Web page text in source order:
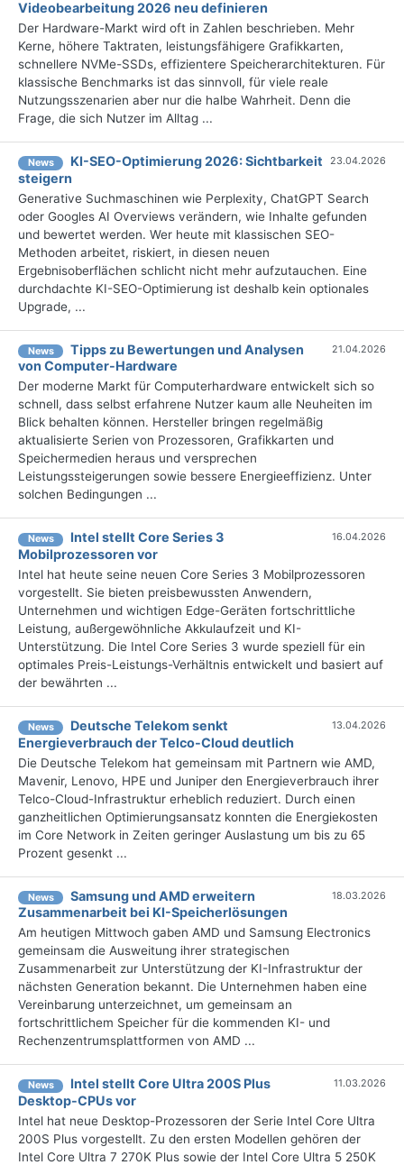
Videobearbeitung 2026 neu definieren
Der Hardware-Markt wird oft in Zahlen beschrieben. Mehr
Kerne, höhere Taktraten, leistungsfähigere Grafikkarten,
schnellere NVMe-SSDs, effizientere Speicherarchitekturen. Für
klassische Benchmarks ist das sinnvoll, für viele reale
Nutzungsszenarien aber nur die halbe Wahrheit. Denn die
Frage, die sich Nutzer im Alltag ...
News
KI-SEO-Optimierung 2026: Sichtbarkeit
steigern
23.04.2026
Generative Suchmaschinen wie Perplexity, ChatGPT Search
oder Googles AI Overviews verändern, wie Inhalte gefunden
und bewertet werden. Wer heute mit klassischen SEO-
Methoden arbeitet, riskiert, in diesen neuen
Ergebnisoberflächen schlicht nicht mehr aufzutauchen. Eine
durchdachte KI-SEO-Optimierung ist deshalb kein optionales
Upgrade, ...
News
Tipps zu Bewertungen und Analysen
von Computer-Hardware
21.04.2026
Der moderne Markt für Computerhardware entwickelt sich so
schnell, dass selbst erfahrene Nutzer kaum alle Neuheiten im
Blick behalten können. Hersteller bringen regelmäßig
aktualisierte Serien von Prozessoren, Grafikkarten und
Speichermedien heraus und versprechen
Leistungssteigerungen sowie bessere Energieeffizienz. Unter
solchen Bedingungen ...
News
Intel stellt Core Series 3
Mobilprozessoren vor
16.04.2026
Intel hat heute seine neuen Core Series 3 Mobilprozessoren
vorgestellt. Sie bieten preisbewussten Anwendern,
Unternehmen und wichtigen Edge-Geräten fortschrittliche
Leistung, außergewöhnliche Akkulaufzeit und KI-
Unterstützung. Die Intel Core Series 3 wurde speziell für ein
optimales Preis-Leistungs-Verhältnis entwickelt und basiert auf
der bewährten ...
News
Deutsche Telekom senkt
Energieverbrauch der Telco-Cloud deutlich
13.04.2026
Die Deutsche Telekom hat gemeinsam mit Partnern wie AMD,
Mavenir, Lenovo, HPE und Juniper den Energieverbrauch ihrer
Telco-Cloud-Infrastruktur erheblich reduziert. Durch einen
ganzheitlichen Optimierungsansatz konnten die Energiekosten
im Core Network in Zeiten geringer Auslastung um bis zu 65
Prozent gesenkt ...
News
Samsung und AMD erweitern
Zusammenarbeit bei KI-Speicherlösungen
18.03.2026
Am heutigen Mittwoch gaben AMD und Samsung Electronics
gemeinsam die Ausweitung ihrer strategischen
Zusammenarbeit zur Unterstützung der KI-Infrastruktur der
nächsten Generation bekannt. Die Unternehmen haben eine
Vereinbarung unterzeichnet, um gemeinsam an
fortschrittlichem Speicher für die kommenden KI- und
Rechenzentrumsplattformen von AMD ...
News
Intel stellt Core Ultra 200S Plus
Desktop-CPUs vor
11.03.2026
Intel hat neue Desktop-Prozessoren der Serie Intel Core Ultra
200S Plus vorgestellt. Zu den ersten Modellen gehören der
Intel Core Ultra 7 270K Plus sowie der Intel Core Ultra 5 250K